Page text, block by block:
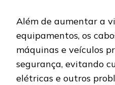
Além de aumentar a
equipamentos, os
máquinas e veículos
segurança, evitando
elétricas e outros